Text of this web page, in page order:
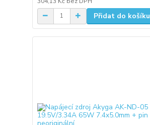
Přidat do košíku